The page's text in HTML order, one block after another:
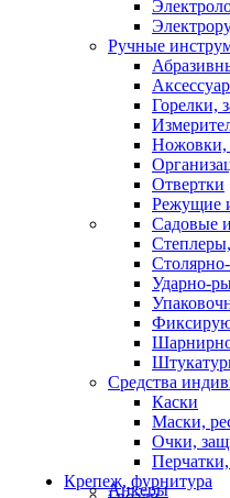
Ручные
Горелки,
Ножовки,
Отвертки
Режущие
Садовые
Ударно-
Средства
Каски
Маски,
Очки,
Крепеж, фурнитура
Анкеры